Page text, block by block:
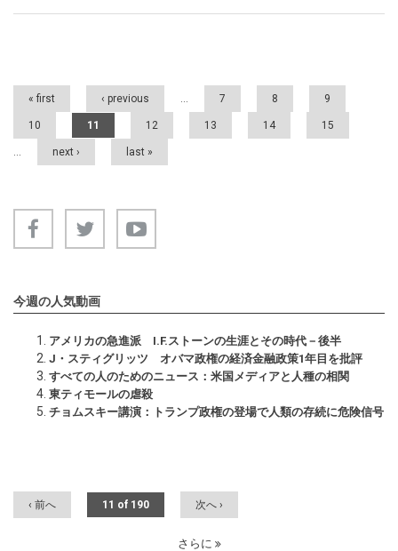
Pages
« first ‹ previous … 7 8 9
10 11 12 13 14 15
… next › last »
今週の人気動画
アメリカの急進派 I.F.ストーンの生涯とその時代－後半
J・スティグリッツ オバマ政権の経済金融政策1年目を批評
すべての人のためのニュース：米国メディアと人種の相関
東ティモールの虐殺
チョムスキー講演：トランプ政権の登場で人類の存続に危険信号
‹ 前へ 11 of 190 次へ ›
さらに